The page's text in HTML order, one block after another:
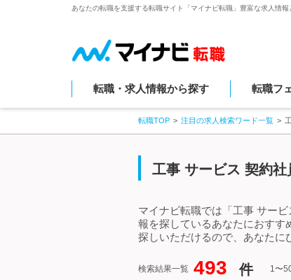
あなたの転職を支援する転職サイト「マイナビ転職」豊富な求人情
転職・求人情報から探す 転職フ
転職TOP 注目の求人検索ワード一覧
工事 サービス 契約
マイナビ転職では「工事 サー
報を探しているあなたにおすす
探しいただけるので、あなたに
検索結果一覧 493 件 1〜